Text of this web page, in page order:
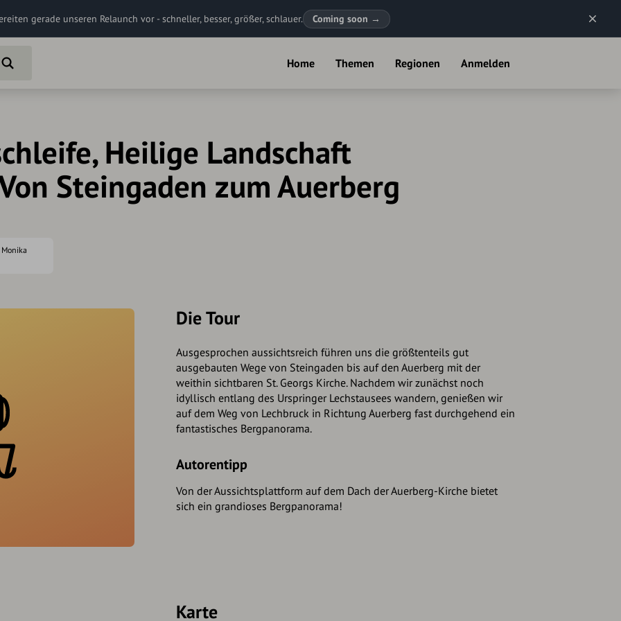
gerade unseren Relaunch vor - schneller, besser, größer, schlauer. Coming soon →
Home Themen Regionen Anmelden
Heilige Landschaft
Steingaden zum Auerberg
Die Tour
Ausgesprochen aussichtsreich führen uns die größtenteils gut
ausgebauten Wege von Steingaden bis auf den Auerberg mit der
weithin sichtbaren St. Georgs Kirche. Nachdem wir zunächst noch
idyllisch entlang des Urspringer Lechstausees wandern, genießen wir
auf dem Weg von Lechbruck in Richtung Auerberg fast durchgehend ein
fantastisches Bergpanorama.
Autorentipp
Von der Aussichtsplattform auf dem Dach der Auerberg-Kirche bietet
sich ein grandioses Bergpanorama!
Karte